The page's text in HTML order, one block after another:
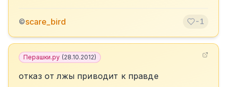
©scare_bird -1
Перашки.ру (28.10.2012)
отказ от лжы приводит к правде